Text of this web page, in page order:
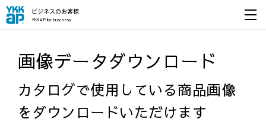
ビジネスのお客様
YKK AP for business 開く
画像データダウンロード
カタログで使用している商品画像
をダウンロードいただけます